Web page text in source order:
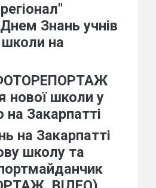
Днем Знань учнів
школи на
нової школи у
на Закарпатті
на Закарпатті
школу та